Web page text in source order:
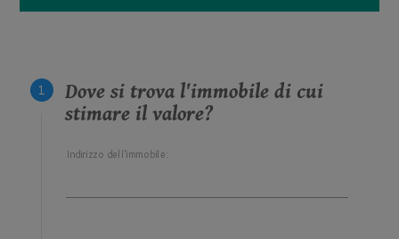
Dove si trova l'immobile di cui
stimare il valore?
Indirizzo dell'immobile: